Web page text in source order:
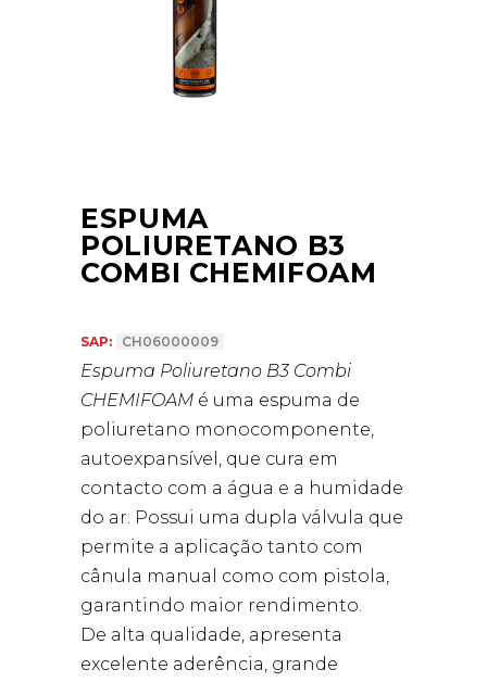
ESPUMA
POLIURETANO B3
COMBI CHEMIFOAM
SAP: CH06000009
Espuma Poliuretano B3 Combi
CHEMIFOAM é uma espuma de
poliuretano monocomponente,
autoexpansível, que cura em
contacto com a água e a humidade
do ar. Possui uma dupla válvula que
permite a aplicação tanto com
cânula manual como com pistola,
garantindo maior rendimento.
De alta qualidade, apresenta
excelente aderência, grande